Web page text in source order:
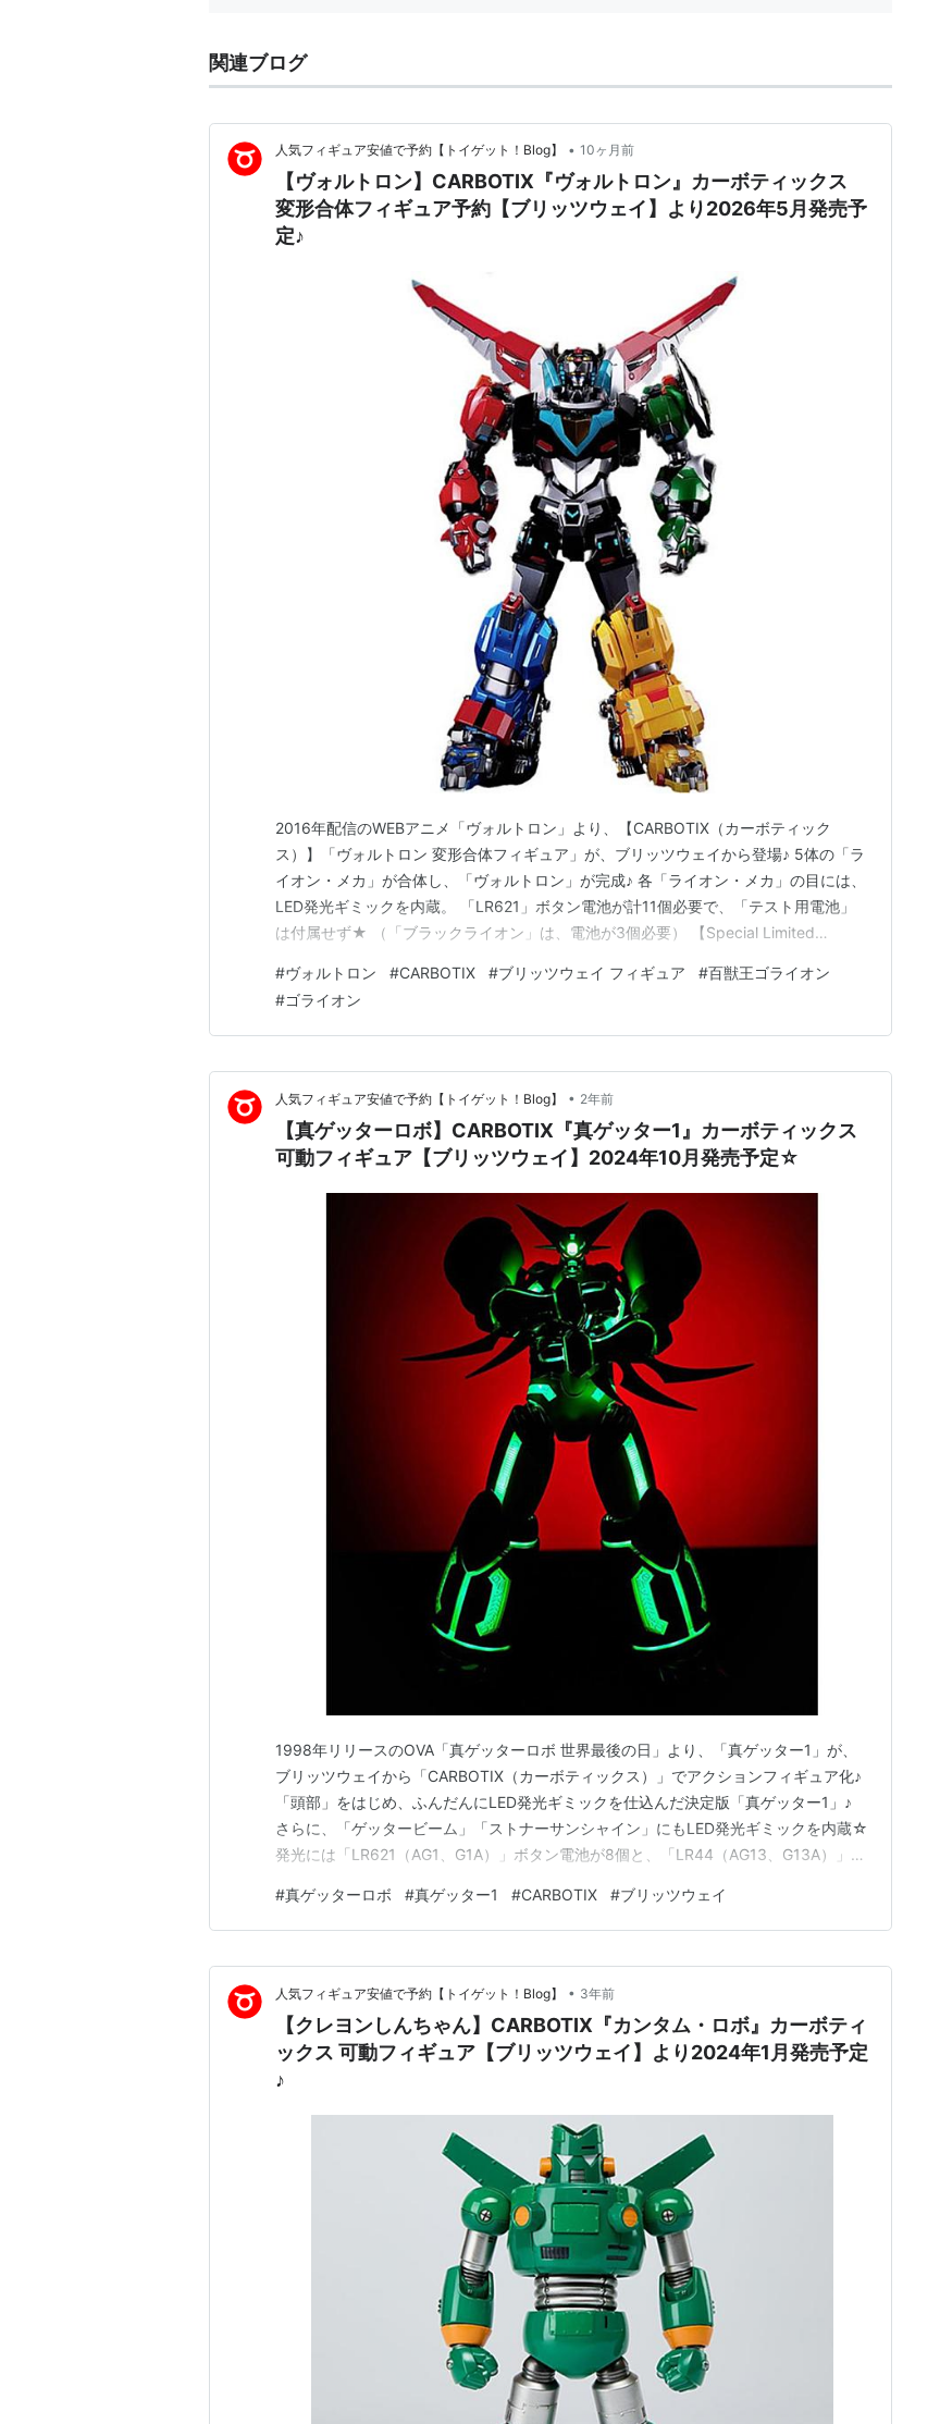
関連ブログ
人気フィギュア安値で予約【トイゲット！Blog】 • 10ヶ月前
【ヴォルトロン】CARBOTIX『ヴォルトロン』カーボティックス
変形合体フィギュア予約【ブリッツウェイ】より2026年5月発売予
定♪
2016年配信のWEBアニメ「ヴォルトロン」より、【CARBOTIX（カーボティック
ス）】「ヴォルトロン 変形合体フィギュア」が、ブリッツウェイから登場♪ 5体の「ラ
イオン・メカ」が合体し、「ヴォルトロン」が完成♪ 各「ライオン・メカ」の目には、
LED発光ギミックを内蔵。 「LR621」ボタン電池が計11個必要で、「テスト用電池」
は付属せず★ （「ブラックライオン」は、電池が3個必要） 【Special Limited
入りカード が追加で付属。 フィギュア合体時のサイズは、 ノンスケールの全高：約
44c…
#ヴォルトロン #CARBOTIX #ブリッツウェイ フィギュア #百獣王ゴライオン
#ゴライオン
人気フィギュア安値で予約【トイゲット！Blog】 • 2年前
【真ゲッターロボ】CARBOTIX『真ゲッター1』カーボティックス
可動フィギュア【ブリッツウェイ】2024年10月発売予定☆
1998年リリースのOVA「真ゲッターロボ 世界最後の日」より、「真ゲッター1」が、
ブリッツウェイから「CARBOTIX（カーボティックス）」でアクションフィギュア化♪
「頭部」をはじめ、ふんだんにLED発光ギミックを仕込んだ決定版「真ゲッター1」♪
さらに、「ゲッタービーム」「ストナーサンシャイン」にもLED発光ギミックを内蔵☆
発光には「LR621（AG1、G1A）」ボタン電池が8個と、「LR44（AG13、G13A）」ボ
スケールの全高：約26.5cm。 CARBOTIX『真ゲッター1』真ゲッターロボ 世界最後…
#真ゲッターロボ #真ゲッター1 #CARBOTIX #ブリッツウェイ
人気フィギュア安値で予約【トイゲット！Blog】 • 3年前
【クレヨンしんちゃん】CARBOTIX『カンタム・ロボ』カーボティ
ックス 可動フィギュア【ブリッツウェイ】より2024年1月発売予定
♪